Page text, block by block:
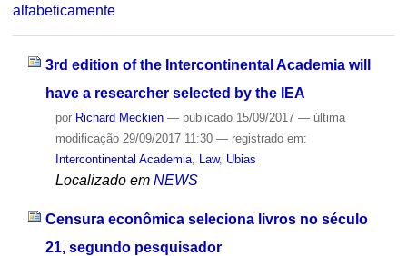
alfabeticamente
3rd edition of the Intercontinental Academia will
have a researcher selected by the IEA
por Richard Meckien — publicado15/09/2017 — última
modificação29/09/2017 11:30 — registrado em:
Intercontinental Academia, Law, Ubias
Localizado em NEWS
Censura econômica seleciona livros no século
21, segundo pesquisador